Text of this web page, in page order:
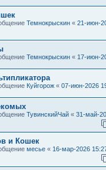
Темнокрыскин « 21-июн-
Темнокрыскин « 17-июн-
Куйгорож « 07-июн-2026
ТувинскийЧай « 31-май-
и Кошек
месье « 16-мар-2026